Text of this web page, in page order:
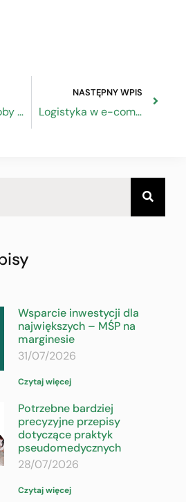
Udział MŚP, zasoby i wdrażanie norm. Takie tematy zostały omówione w Brukseli na pierwszym Forum Wysokiego Szczebla ds. Normalizacji
NASTĘPNY WPIS
Logistyka w e-commerce – film szkoleniowy zrealizowany przez PARP w ramach projektu Centrum Rozwoju Małych i Średnich Przedsiębiorstw
Wsparcie inwestycji dla
największych – MŚP na
marginesie
31/07/2026
Czytaj więcej
Potrzebne bardziej
precyzyjne przepisy
dotyczące praktyk
pseudomedycznych
28/07/2026
Czytaj więcej